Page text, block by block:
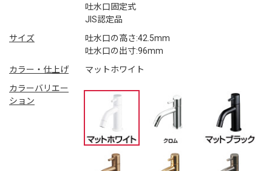
吐水口固定式
JIS認定品
サイズ
吐水口の高さ:42.5mm
吐水口の出寸:96mm
カラー・仕上げ
マットホワイト
カラーバリエー
ション